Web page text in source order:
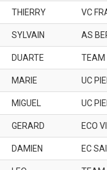
THIERRY VC
SYLVAIN AS
DUARTE TEAM
MARIE UC
MIGUEL UC
GERARD ECO
DAMIEN EC